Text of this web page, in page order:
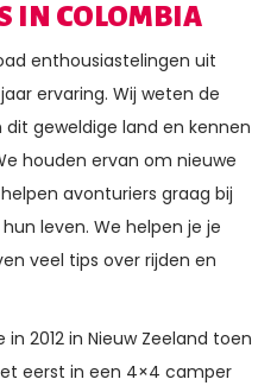
IN COLOMBIA
enthousiastelingen uit
ervaring. Wij weten de
geweldige land en kennen
houden ervan om nieuwe
avonturiers graag bij
leven. We helpen je je
veel tips over rijden en
2012 in Nieuw Zeeland toen
eerst in een 4×4 camper